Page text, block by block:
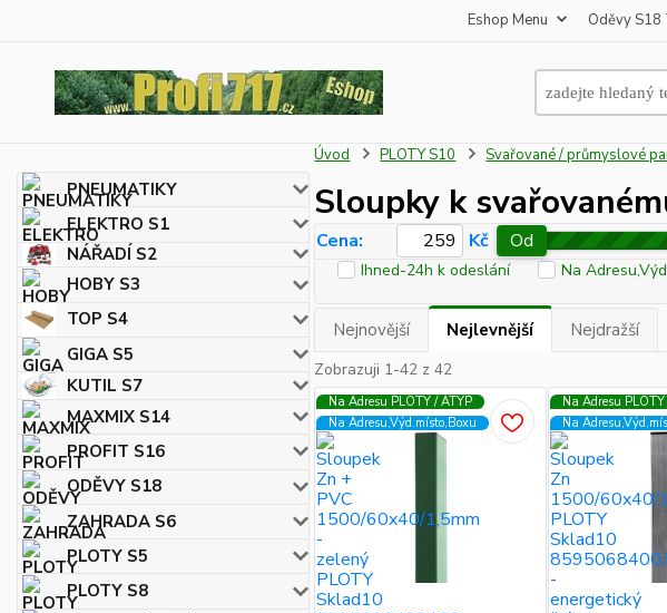
Eshop Menu Oděvy S18
PNEUMATIKY
ELEKTRO S1
NÁŘADÍ S2
HOBY S3
TOP S4
GIGA S5
KUTIL S7
MAXMIX S14
PROFIT S16
ODĚVY S18
ZAHRADA S6
PLOTY S5
PLOTY S8
Úvod PLOTY S10 Svařované / průmyslové
Sloupky k
Cena: Kč Od
Ihned-24h k odeslání Na
Nejnovější Nejlevnější Nejdražší
Zobrazuji 1-42 z 42
Na Adresu PLOTY / ATYP
Na Adresu,Výd.místo,Boxu
Na Adresu
Na